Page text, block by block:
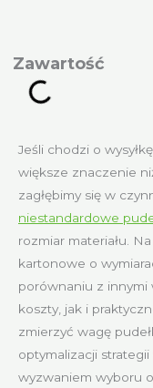
Jeśli chodzi o
większe znaczenie
zagłębimy się w
niestandardowe
rozmiar materiału.
kartonowe o
porównaniu z innymi
koszty, jak i
zmierzyć wagę
optymalizacji strategii
wyzwaniem wyboru